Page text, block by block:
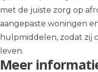
met de juiste zorg op
aangepaste woningen
hulpmiddelen, zodat zij
leven.
Meer